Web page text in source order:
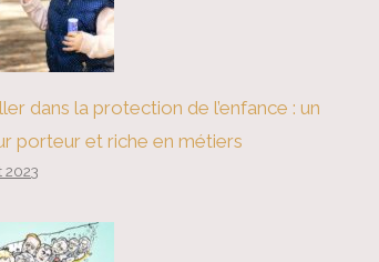
dans la protection de l’enfance : un
porteur et riche en métiers
2023